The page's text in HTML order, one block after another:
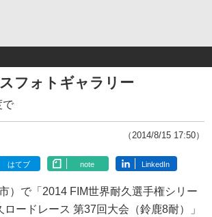
フォトギャラリー
で
（2014/8/15 17:50）
はてブ note LinkedIn
）で「2014 FIM世界耐久選手権シリー
ードレース 第37回大会（鈴鹿8耐）」